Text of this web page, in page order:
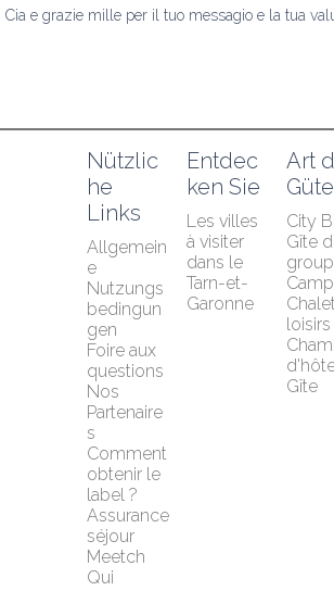
Cia e grazie mille per il tuo messagio e la tua
Nützlic
he
Links
Allgemein
e
Nutzungs
bedingun
gen
Foire aux
questions
Nos
Partenaire
s
Comment
obtenir le
label ?
Assurance
séjour
Meetch
Qui
Entdec
ken Sie
Les villes
à visiter
dans le
Tarn-et-
Garonne
Art
City
Gîte
loisirs
Gîte